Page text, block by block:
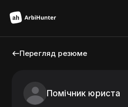
Перегляд резюме
Помічник юриста